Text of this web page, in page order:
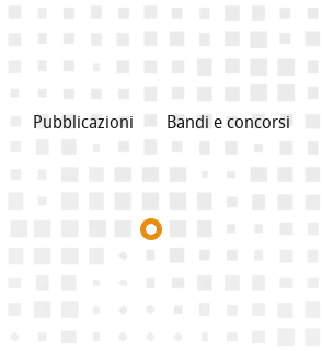
Pubblicazioni Bandi e concorsi